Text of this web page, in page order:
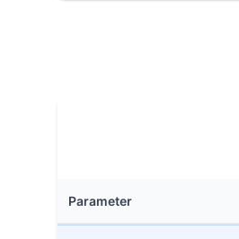
Parameter